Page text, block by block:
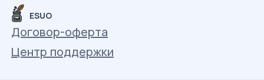
ESUO
Договор-оферта
Центр поддержки